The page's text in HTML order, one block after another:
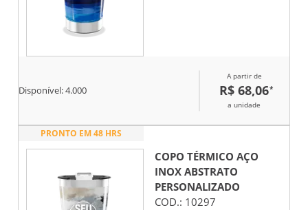
Disponível:4.000
A partir de
R$ 68,06*
a unidade
PRONTO EM 48 HRS
COPO TÉRMICO AÇO
INOX ABSTRATO
PERSONALIZADO
COD.: 10297